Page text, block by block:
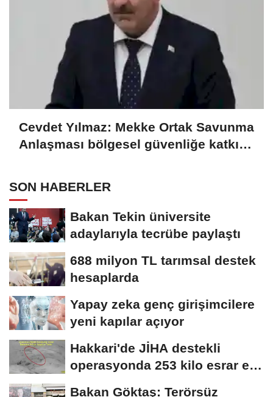
Cevdet Yılmaz: Mekke Ortak Savunma
Anlaşması bölgesel güvenliğe katkı
SON HABERLER
Bakan Tekin üniversite
adaylarıyla tecrübe paylaştı
688 milyon TL tarımsal destek
hesaplarda
Yapay zeka genç girişimcilere
yeni kapılar açıyor
Hakkari'de JİHA destekli
operasyonda 253 kilo esrar ele
Bakan Göktaş: Terörsüz